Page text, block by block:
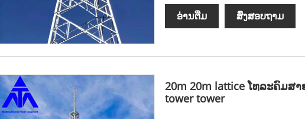
ອ່ານ​ຕື່ມ ສົ່ງສອບຖາມ
20m 20m lattice ໂທລະຄົມສ
tower tower